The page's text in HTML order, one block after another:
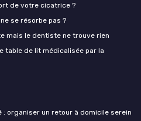
de votre cicatrice ?
se résorbe pas ?
mais le dentiste ne trouve rien
table de lit médicalisée par la
organiser un retour à domicile serein